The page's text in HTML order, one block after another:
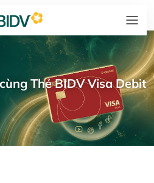
Thẻ BIDV Visa Debit